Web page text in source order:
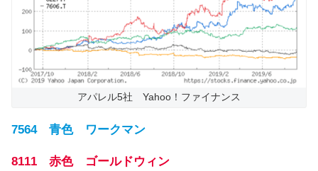
アパレル5社 Yahoo！ファイナンス
7564 青色 ワークマン
8111 赤色 ゴールドウィン